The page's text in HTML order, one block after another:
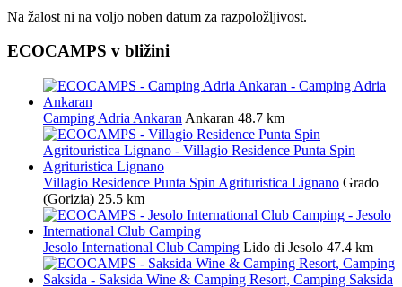
Na žalost ni na voljo noben datum za razpoložljivost.
ECOCAMPS v bližini
Camping Adria Ankaran Ankaran 48.7 km
Villagio Residence Punta Spin Agrituristica Lignano Grado
(Gorizia) 25.5 km
Jesolo International Club Camping Lido di Jesolo 47.4 km